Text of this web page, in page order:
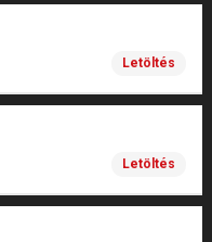
Letöltés
Letöltés